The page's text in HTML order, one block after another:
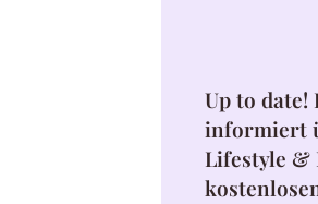
Up to
informiert
Lifestyle &